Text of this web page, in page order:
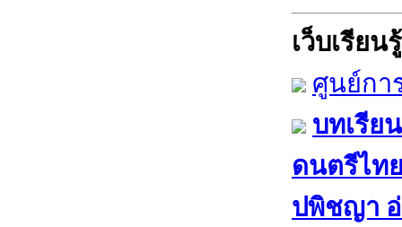
เว็บเรียนรู้
ศูนย์กา
บทเรีย
ดนตรีไท
ปพิชญา​ อ่